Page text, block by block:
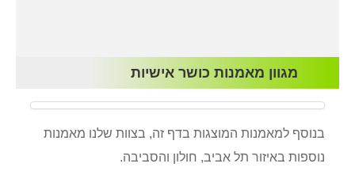
מגוון מאמנות כושר אישיות
בנוסף למאמנות המוצגות בדף זה, בצוות שלנו מאמנות
נוספות באיזור תל אביב, חולון והסביבה.